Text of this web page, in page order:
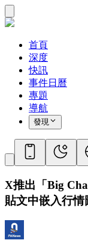
首頁
深度
快訊
事件日曆
專題
導航
發現
X推出「Big
貼文中嵌入行情